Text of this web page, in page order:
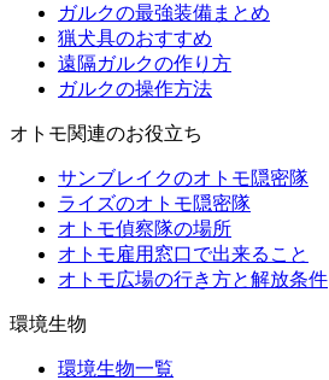
ガルクの最強装備まとめ
猟犬具のおすすめ
遠隔ガルクの作り方
ガルクの操作方法
オトモ関連のお役立ち
サンブレイクのオトモ隠密隊
ライズのオトモ隠密隊
オトモ偵察隊の場所
オトモ雇用窓口で出来ること
オトモ広場の行き方と解放条件
環境生物
環境生物一覧